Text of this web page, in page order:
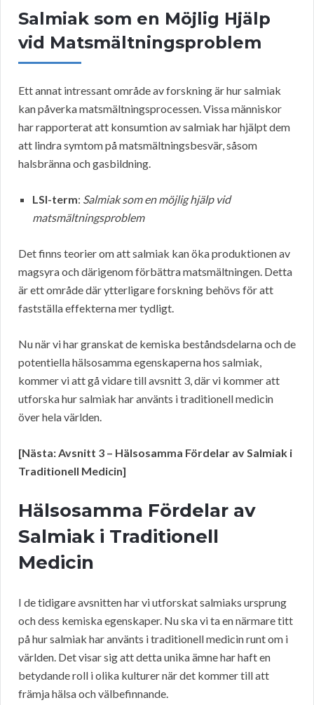
Salmiak som en Möjlig Hjälp
vid Matsmältningsproblem
Ett annat intressant område av forskning är hur salmiak
kan påverka matsmältningsprocessen. Vissa människor
har rapporterat att konsumtion av salmiak har hjälpt dem
att lindra symtom på matsmältningsbesvär, såsom
halsbränna och gasbildning.
LSI-term: Salmiak som en möjlig hjälp vid
matsmältningsproblem
Det finns teorier om att salmiak kan öka produktionen av
magsyra och därigenom förbättra matsmältningen. Detta
är ett område där ytterligare forskning behövs för att
fastställa effekterna mer tydligt.
Nu när vi har granskat de kemiska beståndsdelarna och de
potentiella hälsosamma egenskaperna hos salmiak,
kommer vi att gå vidare till avsnitt 3, där vi kommer att
utforska hur salmiak har använts i traditionell medicin
över hela världen.
[Nästa: Avsnitt 3 – Hälsosamma Fördelar av Salmiak i
Traditionell Medicin]
Hälsosamma Fördelar av
Salmiak i Traditionell
Medicin
I de tidigare avsnitten har vi utforskat salmiaks ursprung
och dess kemiska egenskaper. Nu ska vi ta en närmare titt
på hur salmiak har använts i traditionell medicin runt om i
världen. Det visar sig att detta unika ämne har haft en
betydande roll i olika kulturer när det kommer till att
främja hälsa och välbefinnande.